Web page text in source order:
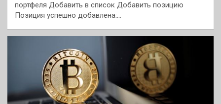
портфеля Добавить в список Добавить позицию
Позиция успешно добавлена:…